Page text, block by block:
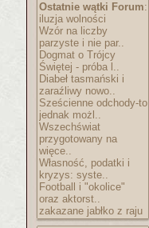
Ostatnie wątki Forum:
iluzja wolności
Wzór na liczby
parzyste i nie par..
Dogmat o Trójcy
Świętej - próba l..
Diabeł tasmański i
zaraźliwy nowo..
Sześcienne odchody-to
jednak możl..
Wszechświat
przygotowany na
więce..
Własność, podatki i
kryzys: syste..
Football i "okolice"
oraz aktorst..
zakazane jabłko z raju